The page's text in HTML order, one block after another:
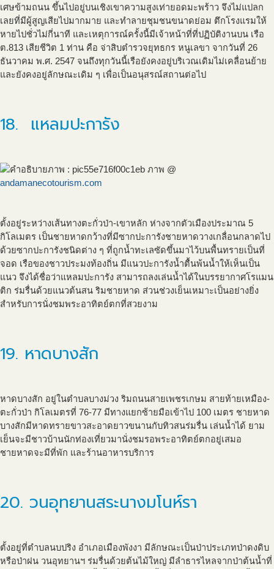
เศษข้ามถนน ขึ้นไปอยู่บนเชิงเขาความสูงเท่ายอดมะพร้าว จึงไม่แปลก
เลยที่มีผู้สูญเสียไปมากมาย และทำลายชุมชนขนาดย่อม ตึกโรงแรมให้
หายไปชั่วไม่กี่นาที และเหตุการณ์ครั้งนี้มีเจ้าหน้าที่ที่ปฏิบัติงานบน เรือ
ต.813 เสียชีวิต 1 ท่าน คือ จ่าสิบตำรวจยุทธกร หนูเลขา จากวันที่ 26
ธันวาคม พ.ศ. 2547 จนถึงทุกวันนี้เรือยังคงอยู่บริเวณเดิมไม่เคลื่อนย้าย
และยังคงอยู่ลักษณะเดิม ๆ เพื่อเป็นอนุสรณ์สถานต่อไป
18. แหลมปะการัง
ภาพ @
andamanecotourism.com
ตั้งอยู่ระหว่างเส้นทางตะกั่วป่า-เขาหลัก ห่างจากตัวเมืองประมาณ 5
กิโลเมตร เป็นชายหาดกว้างที่มีซากปะการังชายหาดวางเกลื่อนกลาดไป
ด้วยซากปะการังชนิดต่าง ๆ ที่ถูกน้ำทะเลซัดขึ้นมาไว้บนพื้นทรายเป็นที่
จอด เรือของชาวประมงท้องถิ่น มีแนวปะการังน้ำตื้นพ้นน้ำให้เห็นเป็น
แนว จึงได้ชื่อว่าแหลมปะการัง สามารถลงเล่นน้ำได้ในบรรยากาศโรแมน
ติก ร่มรื่นด้วยแนวต้นสน ริมชายหาด ส่วนช่วงเย็นเหมาะเป็นอย่างยิ่ง
สำหรับการนั่งชมพระอาทิตย์ตกที่สวยงาม
19. หาดบางสัก
หาดบางสัก อยู่ในตำบลบางม่วง ริมถนนสายเพชรเกษม สายท้ายเหมือง-
ตะกั่วป่า กิโลเมตรที่ 76-77 มีทางแยกซ้ายมือเข้าไป 100 เมตร ชายหาด
บางสักมีหาดทรายขาวสะอาดยาวขนานกับทิวสนร่มรื่น เล่นน้ำได้ ยาม
เย็นจะมีชาวบ้านนักท่องเที่ยวมานั่งชมรอพระอาทิตย์ตกอยู่เสมอ
ชายหาดจะมีที่พัก และร้านอาหารบริการ
20. วนอุทยานสระนางมโนห์รา
ตั้งอยู่ที่ตำบลนบปริง อำเภอเมืองพังงา มีลักษณะเป็นป่าประเภทป่าดงดิบ
หรือป่าฝน วนอุทยานฯ ร่มรื่นด้วยต้นไม้ใหญ่ มีลำธารไหลจากป่าต้นน้ำที่